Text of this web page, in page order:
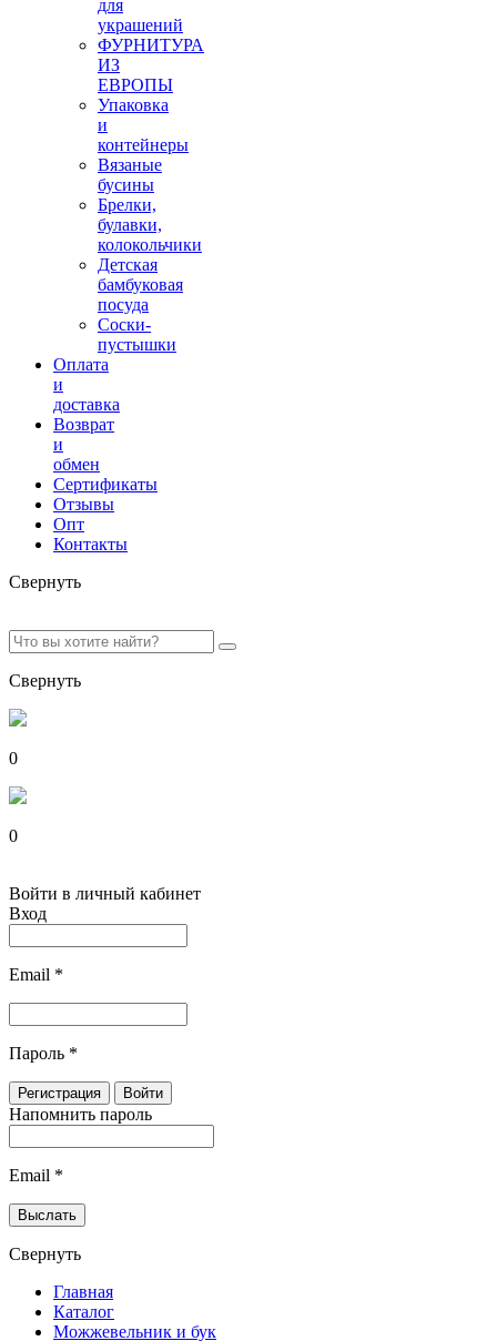
для
украшений
ФУРНИТУРА
ИЗ
ЕВРОПЫ
Упаковка
и
контейнеры
Вязаные
бусины
Брелки,
булавки,
колокольчики
Детская
бамбуковая
посуда
Соски-
пустышки
Оплата
и
доставка
Возврат
и
обмен
Сертификаты
Отзывы
Опт
Контакты
Свернуть
Свернуть
0
0
Войти в личный кабинет
Вход
Email *
Пароль *
Напомнить пароль
Email *
Свернуть
Главная
Каталог
Можжевельник и бук